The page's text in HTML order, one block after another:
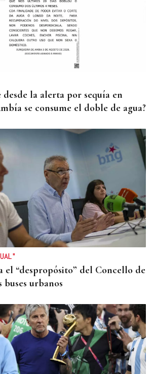
si España debe replantearse
con Marruecos tras la crisis
desde la alerta por sequía en
se consume el doble de agua?
el “despropósito” del Concello de
buses urbanos